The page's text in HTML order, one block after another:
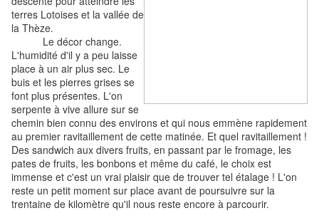
terres Lotoises et la vallée de
la Thèze.
Le décor change.
L'humidité d'il y a peu laisse
place à un air plus sec. Le
buis et les pierres grises se
font plus présentes. L'on
serpente à vive allure sur se
chemin bien connu des environs et qui nous emmène rapidement
au premier ravitaillement de cette matinée. Et quel ravitaillement !
Des sandwich aux divers fruits, en passant par le fromage, les
pates de fruits, les bonbons et même du café, le choix est
immense et c'est un vrai plaisir que de trouver tel étalage ! L'on
reste un petit moment sur place avant de poursuivre sur la
trentaine de kilomètre qu'il nous reste encore à parcourir.